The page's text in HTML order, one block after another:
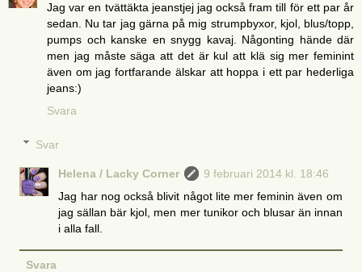
Jag var en tvättäkta jeanstjej jag också fram till för ett par år
sedan. Nu tar jag gärna på mig strumpbyxor, kjol, blus/topp,
pumps och kanske en snygg kavaj. Någonting hände där
men jag måste säga att det är kul att klä sig mer feminint
även om jag fortfarande älskar att hoppa i ett par hederliga
jeans:)
Svara
Svar
Helena / Lacky Corner
9 februari 2014 kl. 18:46
Jag har nog också blivit något lite mer feminin även om
jag sällan bär kjol, men mer tunikor och blusar än innan
i alla fall.
Svara